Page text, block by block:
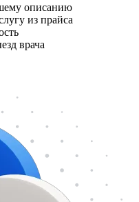
описанию
из прайса
врача